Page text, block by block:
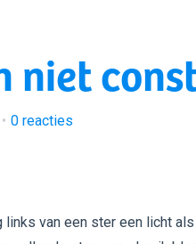
niet
0 reacties
links van een ster een licht